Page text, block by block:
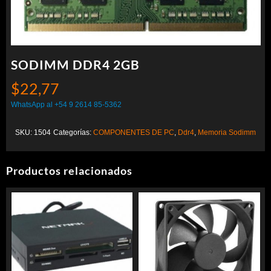
SODIMM DDR4 2GB
$22,77
WhatsApp al +54 9 2614 85-5362
SKU: 1504 Categorías: COMPONENTES DE PC, Ddr4, Memoria Sodimm
Productos relacionados